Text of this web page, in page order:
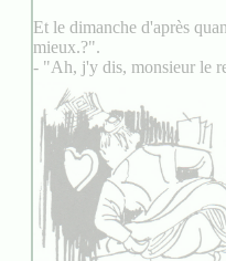
Et le dimanche d'après
mieux.?".
- "Ah, j'y dis, monsieur le